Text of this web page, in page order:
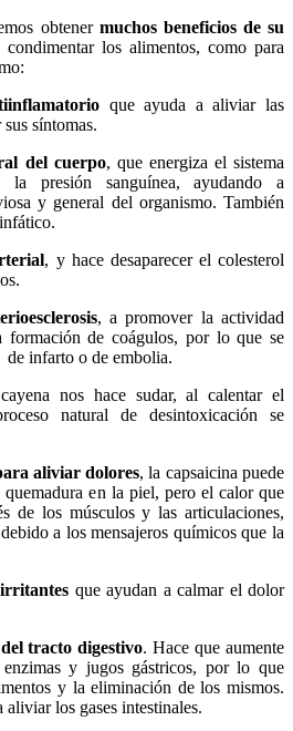
obtener muchos beneficios de su
los alimentos, como para
que ayuda a aliviar las
síntomas.
del cuerpo, que energiza el sistema
la presión sanguínea, ayudando a
y general del organismo. También
, y hace desaparecer el colesterol
, a promover la actividad
de coágulos, por lo que se
de infarto o de embolia.
nos hace sudar, al calentar el
natural de desintoxicación se
aliviar dolores, la capsaicina puede
en la piel, pero el calor que
de los músculos y las articulaciones,
a los mensajeros químicos que la
que ayudan a calmar el dolor
tracto digestivo. Hace que aumente
y jugos gástricos, por lo que
y la eliminación de los mismos.
los gases intestinales.